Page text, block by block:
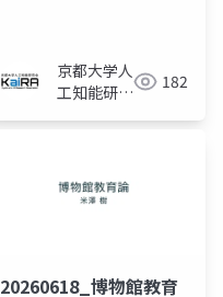
京都大学人
工知能研究
182
20260618_博物館教育